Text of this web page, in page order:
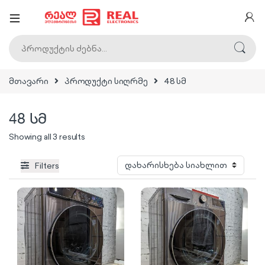
მთავარი პროდუქტი სიღრმე 48 სმ
48 სმ
Showing all 3 results
Filters